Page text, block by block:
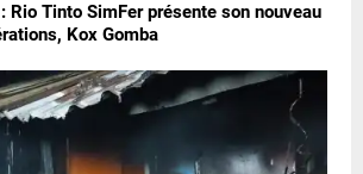
Rio Tinto SimFer présente son nouveau
Kox Gomba